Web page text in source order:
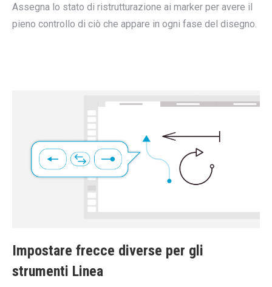
Assegna lo stato di ristrutturazione ai marker per avere il
pieno controllo di ciò che appare in ogni fase del disegno.
Impostare frecce diverse per gli
strumenti Linea